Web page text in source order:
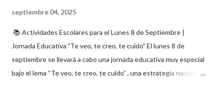
septiembre 04, 2025
📚 Actividades Escolares para el Lunes 8 de Septiembre |
Jornada Educativa "Te veo, te creo, te cuido" El lunes 8 de
septiembre se llevará a cabo una jornada educativa muy especial
bajo el lema “Te veo, te creo, te cuido” , una estrategia nacional